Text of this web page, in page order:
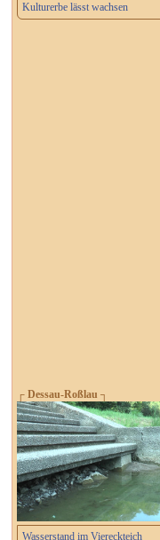
Kulturerbe lässt wachsen
┌ Dessau-Roßlau ┐
Wasserstand im Viereckteich